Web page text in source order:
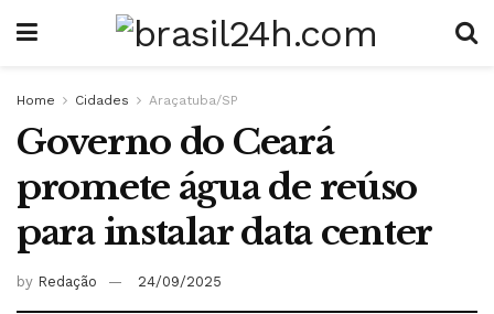
Home Cidades Araçatuba/SP
Governo do Ceará
promete água de reúso
para instalar data center
by Redação 24/09/2025